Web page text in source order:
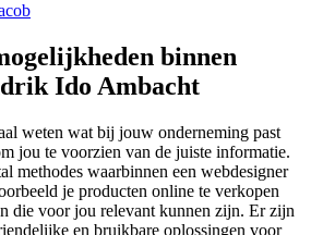
binnen
Ido Ambacht
weten wat bij jouw onderneming past
jou te voorzien van de juiste informatie.
methodes waarbinnen een webdesigner
je producten online te verkopen
die voor jou relevant kunnen zijn. Er zijn
en bruikbare oplossingen voor